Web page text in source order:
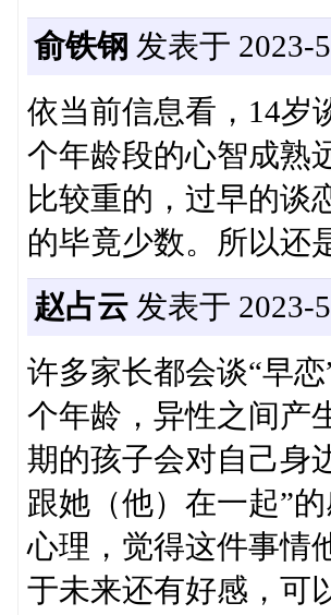
俞铁钢 发表于 2023-
依当前信息看，14岁
个年龄段的心智成熟
比较重的，过早的谈
的毕竟少数。所以还
赵占云发表于 2023-
许多家长都会谈“早
个年龄，异性之间产
期的孩子会对自己身
跟她（他）在一起”
心理，觉得这件事情
于未来还有好感，可